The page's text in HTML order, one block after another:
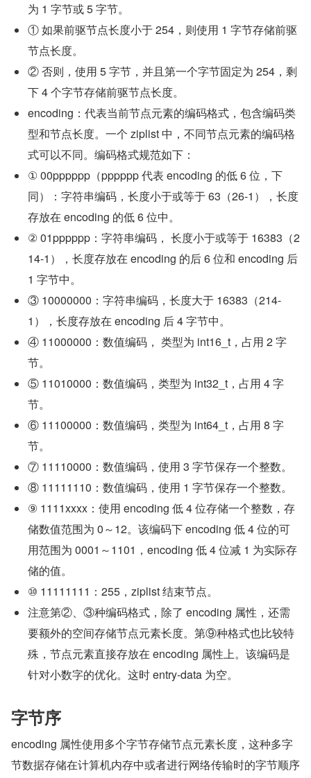
为 1 字节或 5 字节。
① 如果前驱节点长度小于 254，则使用 1 字节存储前驱
节点长度。
② 否则，使用 5 字节，并且第一个字节固定为 254，剩
下 4 个字节存储前驱节点长度。
encoding：代表当前节点元素的编码格式，包含编码类
型和节点长度。一个 ziplist 中，不同节点元素的编码格
式可以不同。编码格式规范如下：
① 00pppppp（pppppp 代表 encoding 的低 6 位，下
同）：字符串编码，长度小于或等于 63（26-1），长度
存放在 encoding 的低 6 位中。
② 01pppppp：字符串编码， 长度小于或等于 16383（2
14-1），长度存放在 encoding 的后 6 位和 encoding 后
1 字节中。
③ 10000000：字符串编码，长度大于 16383（214-
1），长度存放在 encoding 后 4 字节中。
④ 11000000：数值编码， 类型为 int16_t，占用 2 字
节。
⑤ 11010000：数值编码，类型为 int32_t，占用 4 字
节。
⑥ 11100000：数值编码，类型为 int64_t，占用 8 字
节。
⑦ 11110000：数值编码，使用 3 字节保存一个整数。
⑧ 11111110：数值编码，使用 1 字节保存一个整数。
⑨ 1111xxxx：使用 encoding 低 4 位存储一个整数，存
储数值范围为 0～12。该编码下 encoding 低 4 位的可
用范围为 0001～1101，encoding 低 4 位减 1 为实际存
储的值。
⑩ 11111111：255，ziplist 结束节点。
注意第②、③种编码格式，除了 encoding 属性，还需
要额外的空间存储节点元素长度。第⑨种格式也比较特
殊，节点元素直接存放在 encoding 属性上。该编码是
针对小数字的优化。这时 entry-data 为空。
字节序
encoding 属性使用多个字节存储节点元素长度，这种多字
节数据存储在计算机内存中或者进行网络传输时的字节顺序